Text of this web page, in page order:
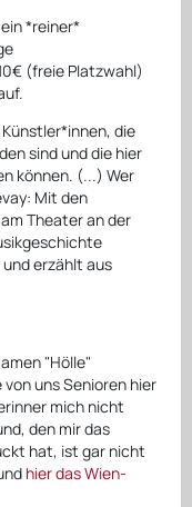
*reiner*
(freie Platzwahl)
die
sind und die hier
können. (...) Wer
Mit den
am Theater an der
erzählt aus
"Hölle"
uns Senioren hier
mich nicht
den mir das
hat, ist gar nicht
hier das Wien-